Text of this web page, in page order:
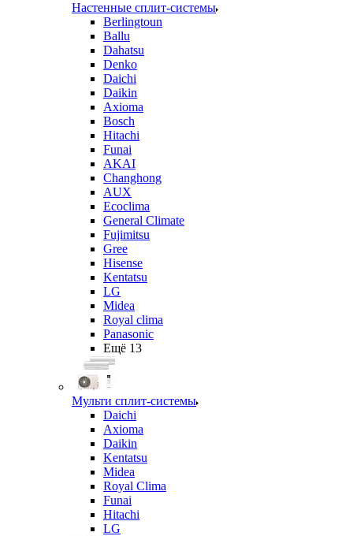
Настенные сплит-системы
Berlingtoun
Ballu
Dahatsu
Denko
Daichi
Daikin
Axioma
Bosch
Hitachi
Funai
AKAI
Changhong
AUX
Ecoclima
General Climate
Fujimitsu
Gree
Hisense
Kentatsu
LG
Midea
Royal clima
Panasonic
Ещё 13
Мульти сплит-системы
Daichi
Axioma
Daikin
Kentatsu
Midea
Royal Clima
Funai
Hitachi
LG